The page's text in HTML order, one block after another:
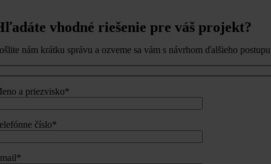
vhodné riešenie pre váš projekt?
nám krátku správu a ozveme sa vám s návrhom ďalšieho
a priezvisko*
číslo*